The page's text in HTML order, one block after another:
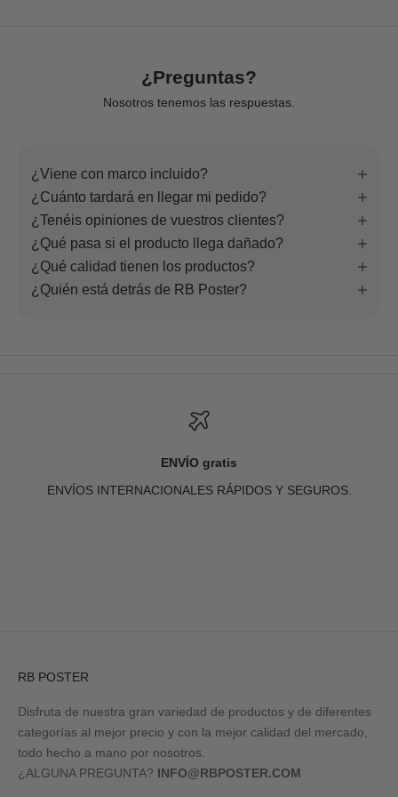
¿Preguntas?
Nosotros tenemos las respuestas.
¿Viene con marco incluido?
¿Cuánto tardará en llegar mi pedido?
¿Tenéis opiniones de vuestros clientes?
¿Qué pasa si el producto llega dañado?
¿Qué calidad tienen los productos?
¿Quién está detrás de RB Poster?
ENVÍO gratis
ENVÍOS INTERNACIONALES RÁPIDOS Y SEGUROS.
RB POSTER
Disfruta de nuestra gran variedad de productos y de diferentes
categorías al mejor precio y con la mejor calidad del mercado,
todo hecho a mano por nosotros.
¿ALGUNA PREGUNTA? INFO@RBPOSTER.COM